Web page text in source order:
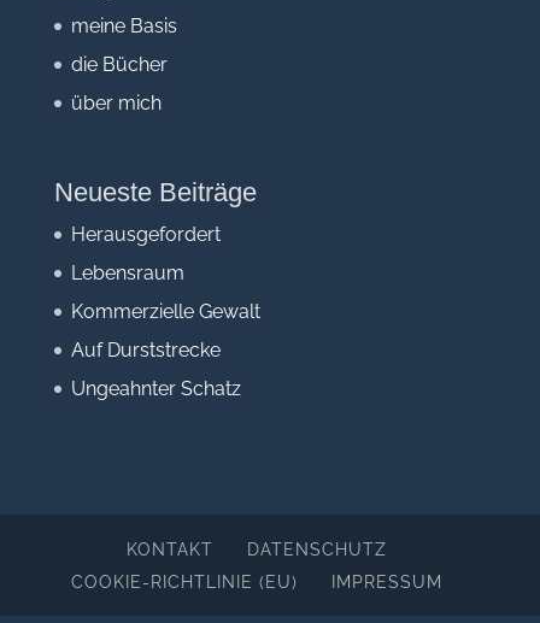
meine Basis
die Bücher
über mich
Neueste Beiträge
Herausgefordert
Lebensraum
Kommerzielle Gewalt
Auf Durststrecke
Ungeahnter Schatz
KONTAKT
DATENSCHUTZ
COOKIE-RICHTLINIE (EU)
IMPRESSUM